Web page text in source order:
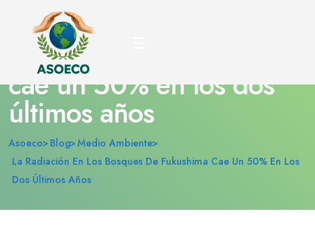
La radiación en los
bosques de Fukushima
cae un 50% en los dos
últimos años
Asoeco Blog Medio Ambiente
La Radiación En Los Bosques De Fukushima Cae Un 50% En Los
Dos Últimos Años